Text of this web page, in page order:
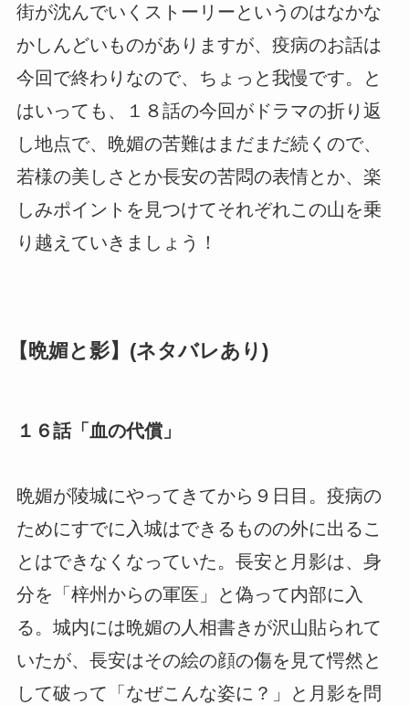
街が沈んでいくストーリーというのはなかな
かしんどいものがありますが、疫病のお話は
今回で終わりなので、ちょっと我慢です。と
はいっても、１８話の今回がドラマの折り返
し地点で、晩媚の苦難はまだまだ続くので、
若様の美しさとか長安の苦悶の表情とか、楽
しみポイントを見つけてそれぞれこの山を乗
り越えていきましょう！
【晩媚と影】(ネタバレあり)
１６話「血の代償」
晩媚が陵城にやってきてから９日目。疫病の
ためにすでに入城はできるものの外に出るこ
とはできなくなっていた。長安と月影は、身
分を「梓州からの軍医」と偽って内部に入
る。城内には晩媚の人相書きが沢山貼られて
いたが、長安はその絵の顔の傷を見て愕然と
して破って「なぜこんな姿に？」と月影を問